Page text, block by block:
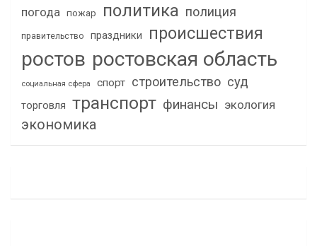
погода пожар политика полиция
правительство праздники происшествия
ростов ростовская область
социальная сфера спорт строительство суд
торговля транспорт финансы экология
экономика